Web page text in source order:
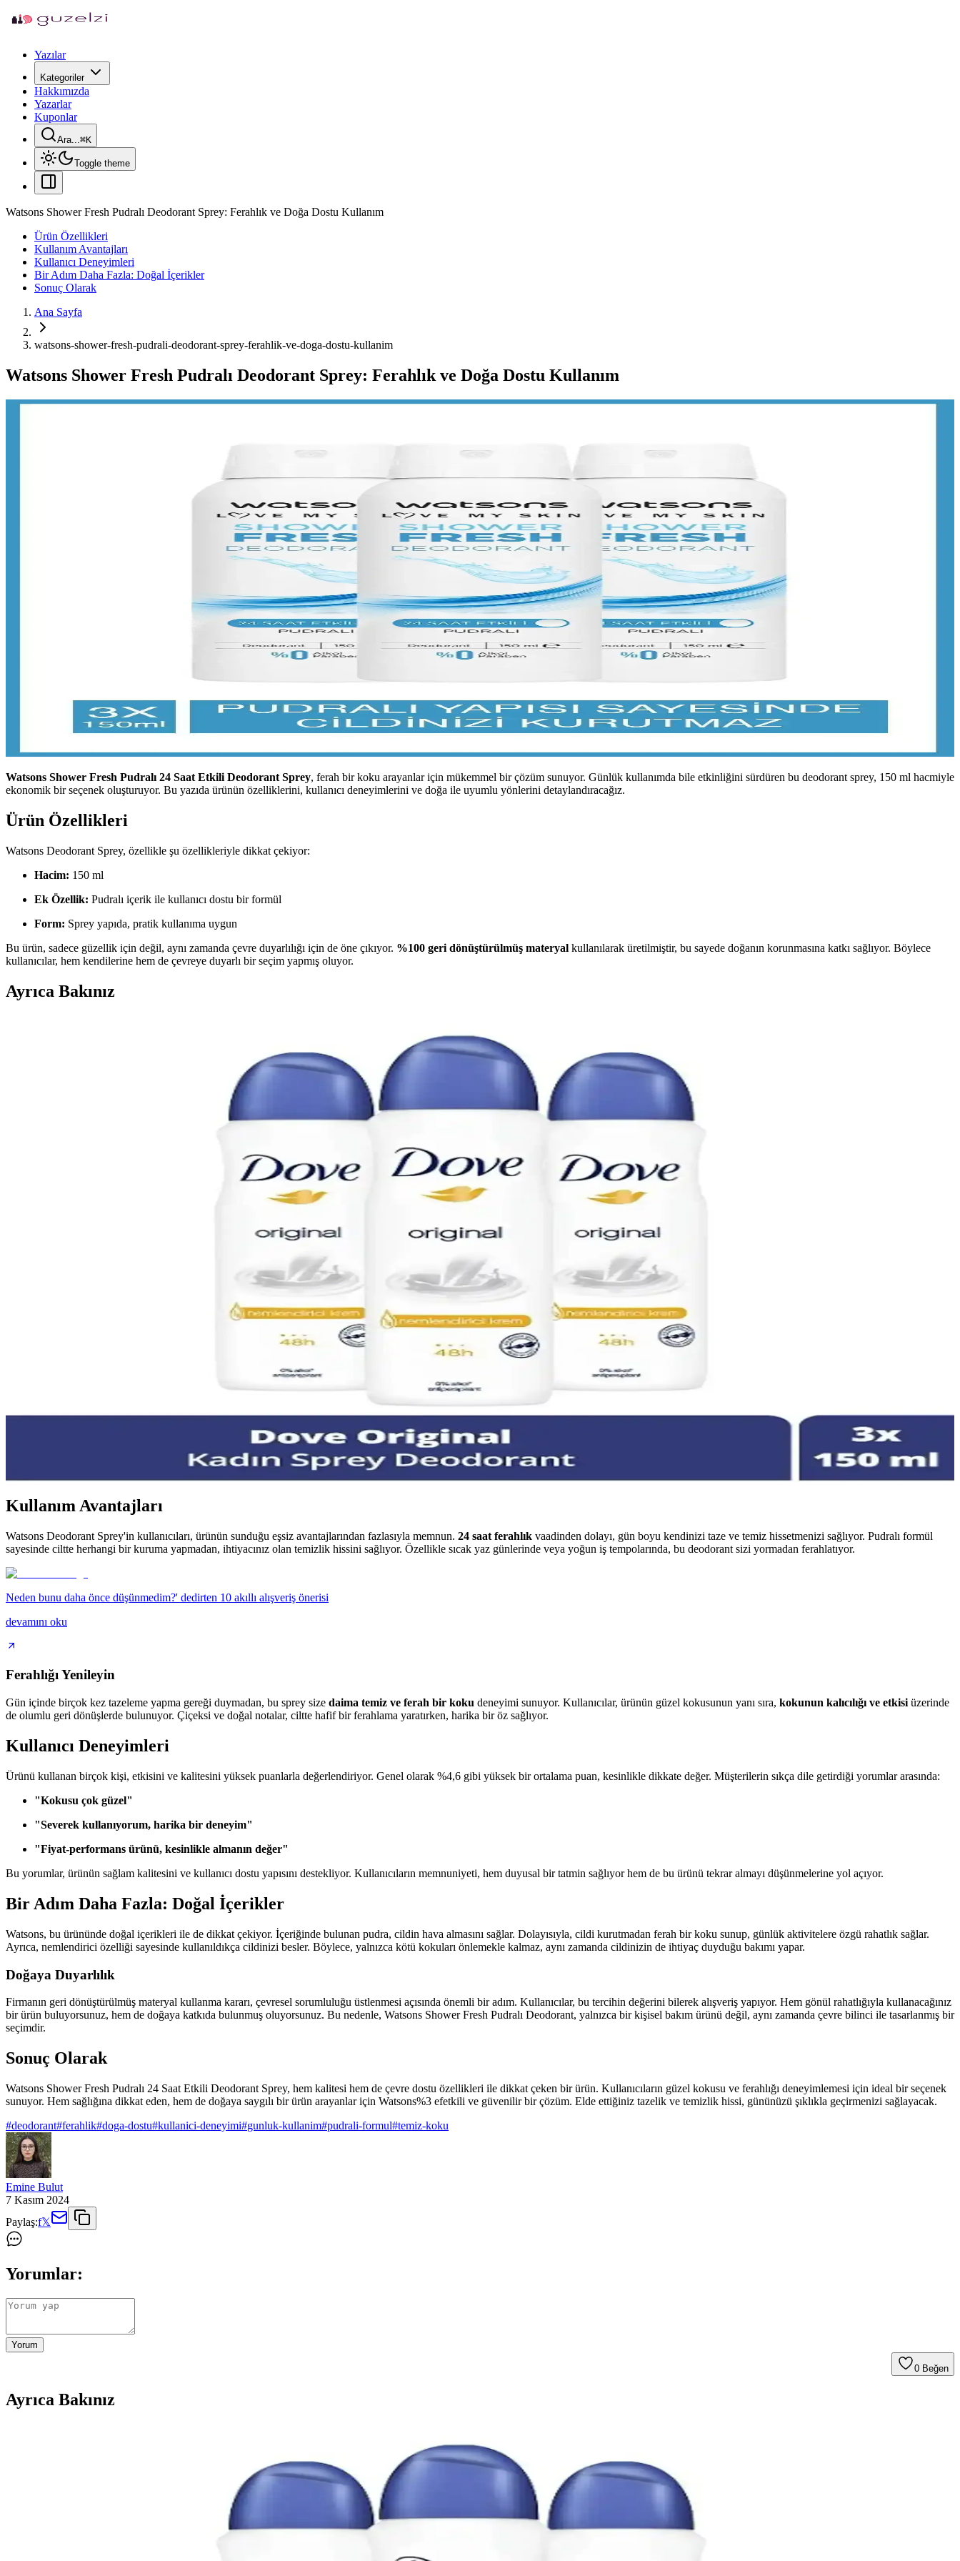
Yazılar
Kategoriler
Hakkımızda
Yazarlar
Kuponlar
Ara...⌘K
Toggle theme
Watsons Shower Fresh Pudralı Deodorant Sprey: Ferahlık ve Doğa Dostu Kullanım
Ürün Özellikleri
Kullanım Avantajları
Kullanıcı Deneyimleri
Bir Adım Daha Fazla: Doğal İçerikler
Sonuç Olarak
Ana Sayfa
watsons-shower-fresh-pudrali-deodorant-sprey-ferahlik-ve-doga-dostu-kullanim
Watsons Shower Fresh Pudralı Deodorant Sprey: Ferahlık ve Doğa Dostu Kullanım
Watsons Shower Fresh Pudralı 24 Saat Etkili Deodorant Sprey, ferah bir koku arayanlar için mükemmel bir çözüm sunuyor. Günlük kullanımda bile etkinliğini sürdüren bu deodorant sprey, 150 ml hacmiyle
ekonomik bir seçenek oluşturuyor. Bu yazıda ürünün özelliklerini, kullanıcı deneyimlerini ve doğa ile uyumlu yönlerini detaylandıracağız.
Ürün Özellikleri
Watsons Deodorant Sprey, özellikle şu özellikleriyle dikkat çekiyor:
Hacim: 150 ml
Ek Özellik: Pudralı içerik ile kullanıcı dostu bir formül
Form: Sprey yapıda, pratik kullanıma uygun
Bu ürün, sadece güzellik için değil, aynı zamanda çevre duyarlılığı için de öne çıkıyor. %100 geri dönüştürülmüş materyal kullanılarak üretilmiştir, bu sayede doğanın korunmasına katkı sağlıyor. Böylece
kullanıcılar, hem kendilerine hem de çevreye duyarlı bir seçim yapmış oluyor.
Ayrıca Bakınız
Yves Rocher Roll-On Deodorantleri: Doğal İçeriklerle Cilt Dostu ve Uygun Fiyatlı Çözümler
Yves Rocher'in doğal içerikli ve cilt dostu roll-on deodorantleri, çeşitli koku seçenekleri ve uygun fiyatlarıyla günlük bakımda ideal tercihtir.
Koltuk Altı Karanlıklarının Nedenleri ve Asya Güzellik Ürünleriyle Etkili Bakım Yöntemleri
Koltuk altı kararmalarının temel nedenleri sürtünme, tahriş ve ölü deri birikimidir. Niasinamid, traneksamik asit gibi aktif içeriklerle düzenli bakım ve uygun deodorant seçimi, cilt tonunu eşitlemede etkilidir.
Deotak Roll-On Deodorant Kadınlar İçin Günlük Kullanımda Güvenilir ve Etkili Koruma Sağlar
Deotak Roll-On Deodorant, hafif yapısı, hoş kokusu ve etkili koku önleme özelliğiyle günlük kullanım için ideal, kıyafetlere zarar vermez ve uzun süre tazelik sağlar.
Carpe Deodorant Formül Değişikliği, Performans ve Müşteri İletişim Sorunları Analizi
Carpe deodorantın formül değişikliği, performans düşüşü ve müşteri hizmetlerindeki iletişim sorunları detaylıca incelenmiştir. Formül değişikliği şeffaflığı ve abonelik iptal problemleri ele alınmıştır.
NIVEA Erkek Bakım Seti Nişan Çeyiz Bohça Sandıklı İçeriği ve Kullanım Özellikleri
NIVEA erkek bakım seti, tıraş, temizlik ve nemlendirme ürünleriyle dolu, pratik ve yüksek kaliteli bir set olup, günlük bakım ihtiyaçlarını karşılar ve kullanıcı memnuniyetini sağlar.
Erkek Bakımında Yeni Trendler ve Çevre Dostu Ürünler Rehberi
Erkek bakım ürünleri, yeni trendler ve çevre dostu seçeneklerle kişisel bakımda fark yaratıyor. Arko Men, parfüm ve deodorant gibi ürünler, kalite ve sürdürülebilirliği bir araya getiriyor.
48 Saat Etkili Antiperspirantlar: Günlük Konfor ve Güvenlik Sağlayan Çözümler
Günlük yaşamda uzun süreli koruma sağlayan antiperspirantlar, ter ve koku kontrolü ile kişisel hijyeni artırır. 48 saat etkili ürünler, yoğun tempolu günlerde güven ve konfor sunar.
Türkiye’de ailelerin güvenle kullanabileceği, doğal içerikli ve kimyasal içermeyen yerli deodorant markaları öne çıkıyor. Bu ürünler, çocuklar ve hassas ciltler için uygun, tahriş ve alerji riskini azaltan seçenekler
Kullanım Avantajları
Watsons Deodorant Sprey'in kullanıcıları, ürünün sunduğu eşsiz avantajlarından fazlasıyla memnun. 24 saat ferahlık vaadinden dolayı, gün boyu kendinizi taze ve temiz hissetmenizi sağlıyor. Pudralı formül
sayesinde ciltte herhangi bir kuruma yapmadan, ihtiyacınız olan temizlik hissini sağlıyor. Özellikle sıcak yaz günlerinde veya yoğun iş tempolarında, bu deodorant sizi yormadan ferahlatıyor.
Neden bunu daha önce düşünmedim?' dedirten 10 akıllı alışveriş önerisi
devamını oku
Ferahlığı Yenileyin
Gün içinde birçok kez tazeleme yapma gereği duymadan, bu sprey size daima temiz ve ferah bir koku deneyimi sunuyor. Kullanıcılar, ürünün güzel kokusunun yanı sıra, kokunun kalıcılığı ve etkisi üzerinde
de olumlu geri dönüşlerde bulunuyor. Çiçeksi ve doğal notalar, ciltte hafif bir ferahlama yaratırken, harika bir öz sağlıyor.
Kullanıcı Deneyimleri
Ürünü kullanan birçok kişi, etkisini ve kalitesini yüksek puanlarla değerlendiriyor. Genel olarak %4,6 gibi yüksek bir ortalama puan, kesinlikle dikkate değer. Müşterilerin sıkça dile getirdiği yorumlar arasında:
"Kokusu çok güzel"
"Severek kullanıyorum, harika bir deneyim"
"Fiyat-performans ürünü, kesinlikle almanın değer"
Bu yorumlar, ürünün sağlam kalitesini ve kullanıcı dostu yapısını destekliyor. Kullanıcıların memnuniyeti, hem duyusal bir tatmin sağlıyor hem de bu ürünü tekrar almayı düşünmelerine yol açıyor.
Bir Adım Daha Fazla: Doğal İçerikler
Watsons, bu ürününde doğal içerikleri ile de dikkat çekiyor. İçeriğinde bulunan pudra, cildin hava almasını sağlar. Dolayısıyla, cildi kurutmadan ferah bir koku sunup, günlük aktivitelere özgü rahatlık sağlar.
Ayrıca, nemlendirici özelliği sayesinde kullanıldıkça cildinizi besler. Böylece, yalnızca kötü kokuları önlemekle kalmaz, aynı zamanda cildinizin de ihtiyaç duyduğu bakımı yapar.
Doğaya Duyarlılık
Firmanın geri dönüştürülmüş materyal kullanma kararı, çevresel sorumluluğu üstlenmesi açısında önemli bir adım. Kullanıcılar, bu tercihin değerini bilerek alışveriş yapıyor. Hem gönül rahatlığıyla kullanacağınız
bir ürün buluyorsunuz, hem de doğaya katkıda bulunmuş oluyorsunuz. Bu nedenle, Watsons Shower Fresh Pudralı Deodorant, yalnızca bir kişisel bakım ürünü değil, aynı zamanda çevre bilinci ile tasarlanmış bir
seçimdir.
Sonuç Olarak
Watsons Shower Fresh Pudralı 24 Saat Etkili Deodorant Sprey, hem kalitesi hem de çevre dostu özellikleri ile dikkat çeken bir ürün. Kullanıcıların güzel kokusu ve ferahlığı deneyimlemesi için ideal bir seçenek
sunuyor. Hem sağlığına dikkat eden, hem de doğaya saygılı bir ürün arayanlar için Watsons%3 efetkili ve güvenilir bir çözüm. Elde ettiğiniz tazelik ve temizlik hissi, gününüzü şıklıkla geçirmenizi sağlayacak.
#deodorant#ferahlik#doga-dostu#kullanici-deneyimi#gunluk-kullanim#pudrali-formul#temiz-koku
Emine Bulut
7 Kasım 2024
Paylaş:f𝕏
Yorumlar:
Yorum
0 Beğen
Ayrıca Bakınız
Yves Rocher Roll-On Deodorantleri: Doğal İçeriklerle Cilt Dostu ve Uygun Fiyatlı Çözümler
Yves Rocher'in doğal içerikli ve cilt dostu roll-on deodorantleri, çeşitli koku seçenekleri ve uygun fiyatlarıyla günlük bakımda ideal tercihtir.
Koltuk Altı Karanlıklarının Nedenleri ve Asya Güzellik Ürünleriyle Etkili Bakım Yöntemleri
Koltuk altı kararmalarının temel nedenleri sürtünme, tahriş ve ölü deri birikimidir. Niasinamid, traneksamik asit gibi aktif içeriklerle düzenli bakım ve uygun deodorant seçimi, cilt tonunu eşitlemede etkilidir.
Deotak Roll-On Deodorant Kadınlar İçin Günlük Kullanımda Güvenilir ve Etkili Koruma Sağlar